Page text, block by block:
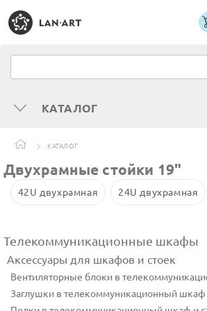
КАТАЛОГ
КАТАЛОГ
Двухрамные стойки 19"
42U двухрамная 24U двухрамная
Телекоммуникационные шкафы
Аксессуары для шкафов и стоек
Вентиляторные блоки в
Заглушки в телекоммуникационный шкаф